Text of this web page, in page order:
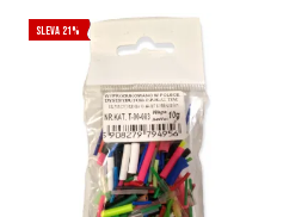
SLEVA 21%